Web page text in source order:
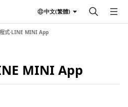
中文(繁體)
式⋅LINE MINI App
MINI App